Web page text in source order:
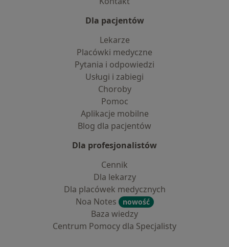
Dla pacjentów
Lekarze
Placówki medyczne
Pytania i odpowiedzi
Usługi i zabiegi
Choroby
Pomoc
Aplikacje mobilne
Blog dla pacjentów
Dla profesjonalistów
Cennik
Dla lekarzy
Dla placówek medycznych
Noa Notes
nowość
Baza wiedzy
Centrum Pomocy dla Specjalisty